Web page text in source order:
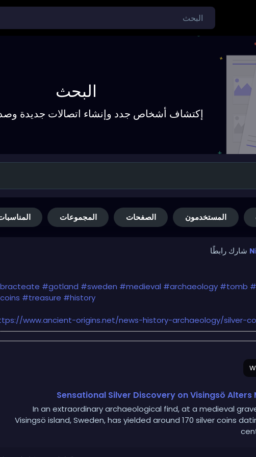
البحث
إكتشاف أشخاص جدد وإنشاء اتصالات جديدة
المستخدمون الصفحات المجموعات
شارك رابطًا
#gotland #sweden #medieval #archaeology #tomb
#treasure #history
www.ancient-origins.net/news-history-archaeology/silver-
Sensational Silver Discovery on Visingsö
In an extraordinary archaeological find, at a medieval
Visingsö island, Sweden, has yielded around 170 silver coins